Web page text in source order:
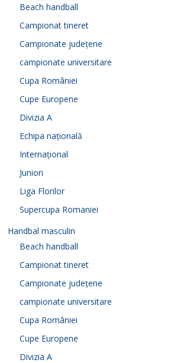
Beach handball
Campionat tineret
Campionate județene
campionate universitare
Cupa României
Cupe Europene
Divizia A
Echipa națională
Internațional
Juniori
Liga Florilor
Supercupa Romaniei
Handbal masculin
Beach handball
Campionat tineret
Campionate județene
campionate universitare
Cupa României
Cupe Europene
Divizia A